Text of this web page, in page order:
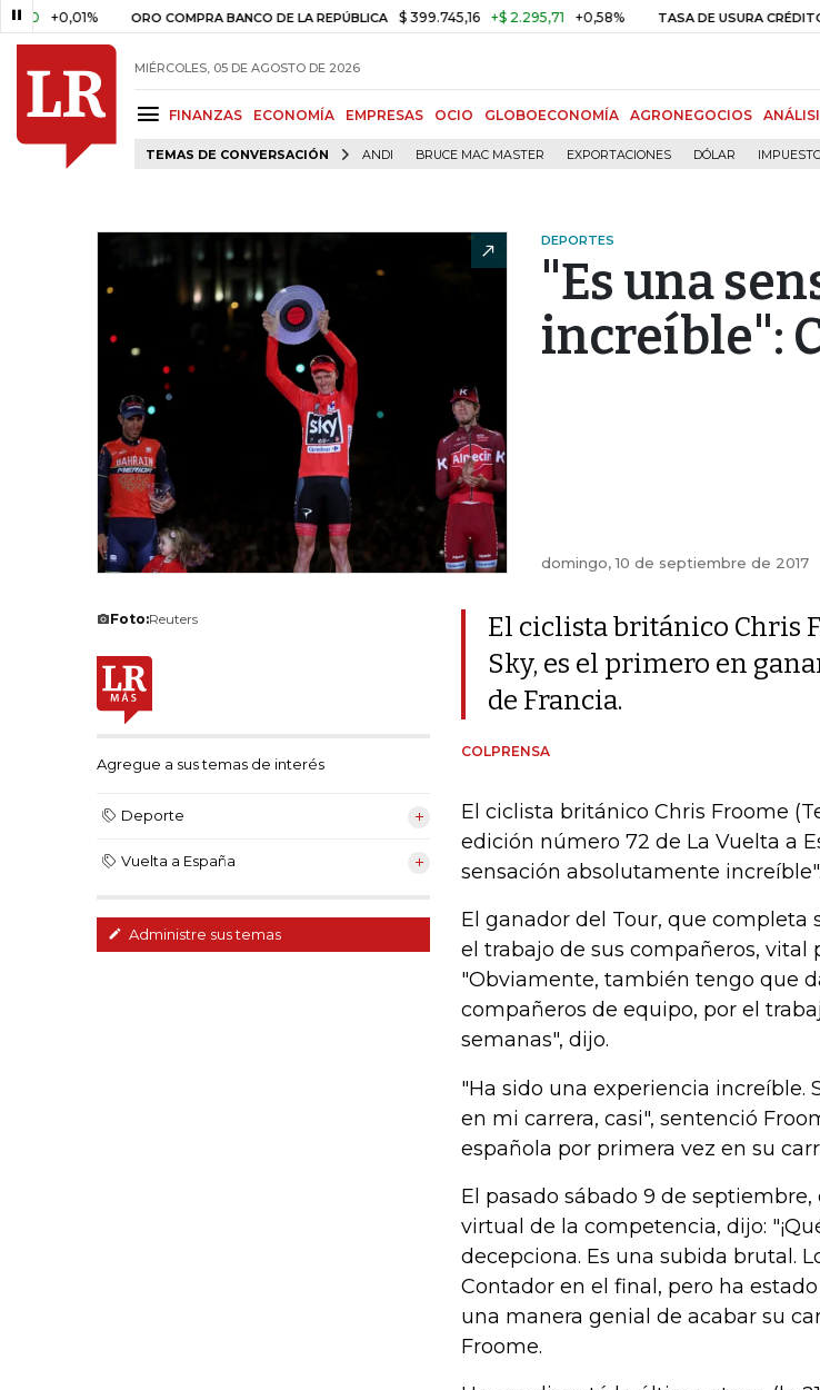
ORO COMPRA BANCO DE LA REPÚBLICA $ 399.745,16 +$ 2.295,71 +0,58% TASA DE USURA CRÉDITO
MIÉRCOLES, 05 DE AGOSTO DE 2026
FINANZAS ECONOMÍA EMPRESAS OCIO GLOBOECONOMÍA AGRONEGOCIOS
TEMAS DE CONVERSACIÓN ANDI BRUCE MAC MASTER EXPORTACIONES DÓLAR
DEPORTES
"Es una
increíble":
domingo, 10 de septiembre de 2017
Foto:Reuters
Agregue a sus temas de interés
Deporte
Vuelta a España
Administre sus temas
El ciclista británico Chris
Sky, es el primero en
de Francia.
COLPRENSA
El ciclista británico Chris Froome
edición número 72 de La Vuelta a
sensación absolutamente increíble".
El ganador del Tour, que completa
el trabajo de sus compañeros, vital
"Obviamente, también tengo que
compañeros de equipo, por el
semanas", dijo.
"Ha sido una experiencia increíble.
en mi carrera, casi", sentenció
española por primera vez en su
El pasado sábado 9 de
virtual de la competencia, dijo:
decepciona. Es una subida brutal.
Contador en el final, pero ha
una manera genial de acabar su
Froome.